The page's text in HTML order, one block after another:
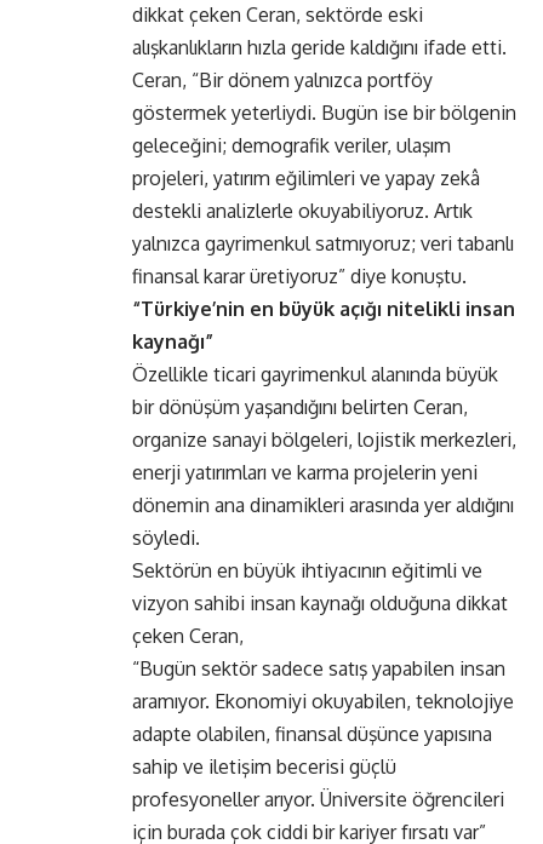
dikkat çeken Ceran, sektörde eski
alışkanlıkların hızla geride kaldığını ifade etti.
Ceran, “Bir dönem yalnızca portföy
göstermek yeterliydi. Bugün ise bir bölgenin
geleceğini; demografik veriler, ulaşım
projeleri, yatırım eğilimleri ve yapay zekâ
destekli analizlerle okuyabiliyoruz. Artık
yalnızca gayrimenkul satmıyoruz; veri tabanlı
finansal karar üretiyoruz” diye konuştu.
“Türkiye’nin en büyük açığı nitelikli insan
kaynağı”
Özellikle ticari gayrimenkul alanında büyük
bir dönüşüm yaşandığını belirten Ceran,
organize sanayi bölgeleri, lojistik merkezleri,
enerji yatırımları ve karma projelerin yeni
dönemin ana dinamikleri arasında yer aldığını
söyledi.
Sektörün en büyük ihtiyacının eğitimli ve
vizyon sahibi insan kaynağı olduğuna dikkat
çeken Ceran,
“Bugün sektör sadece satış yapabilen insan
aramıyor. Ekonomiyi okuyabilen, teknolojiye
adapte olabilen, finansal düşünce yapısına
sahip ve iletişim becerisi güçlü
profesyoneller arıyor. Üniversite öğrencileri
için burada çok ciddi bir kariyer fırsatı var”